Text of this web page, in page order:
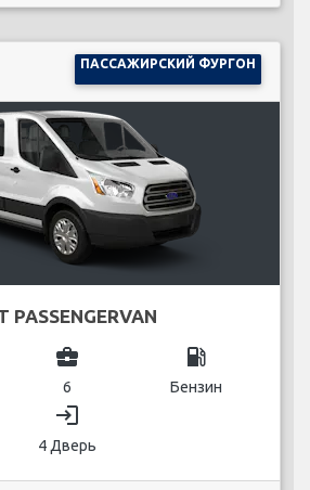
ПАССАЖИРСКИЙ ФУРГОН
PASSENGERVAN
business_center
6
local_gas_station
Бензин
login
4 Дверь